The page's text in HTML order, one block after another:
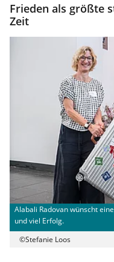
Frieden als größte
Zeit
Alabali Radovan wünscht
und viel Erfolg.
©Stefanie Loos